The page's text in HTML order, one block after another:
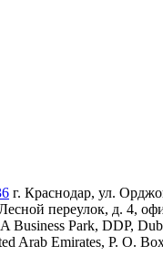
г. Краснодар, ул.
переулок, д. 4,
Business Park, DDP,
Arab Emirates, P. O.